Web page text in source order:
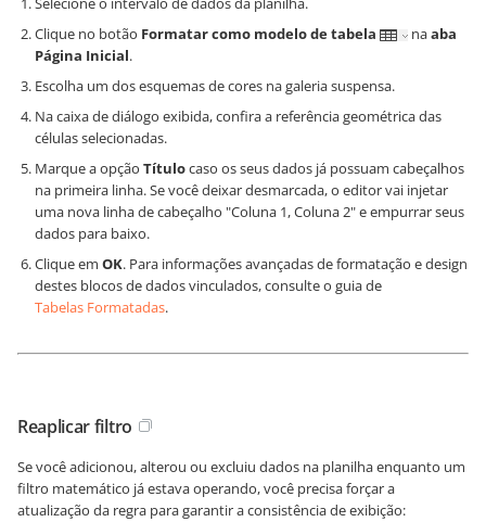
Clique no botão Formatar como modelo de tabela naaba
Página Inicial.
Escolha um dos esquemas de cores na galeria suspensa.
Na caixa de diálogo exibida, confira a referência geométrica das
células selecionadas.
Marque a opção Títulocaso os seus dados já possuam cabeçalhos
na primeira linha. Se você deixar desmarcada, o editor vai injetar
uma nova linha de cabeçalho "Coluna 1, Coluna 2" e empurrar seus
dados para baixo.
Clique em OK. Para informações avançadas de formatação e design
destes blocos de dados vinculados, consulte o guia de
Tabelas Formatadas.
Reaplicar filtro
Se você adicionou, alterou ou excluiu dados na planilha enquanto um
filtro matemático já estava operando, você precisa forçar a
atualização da regra para garantir a consistência de exibição: